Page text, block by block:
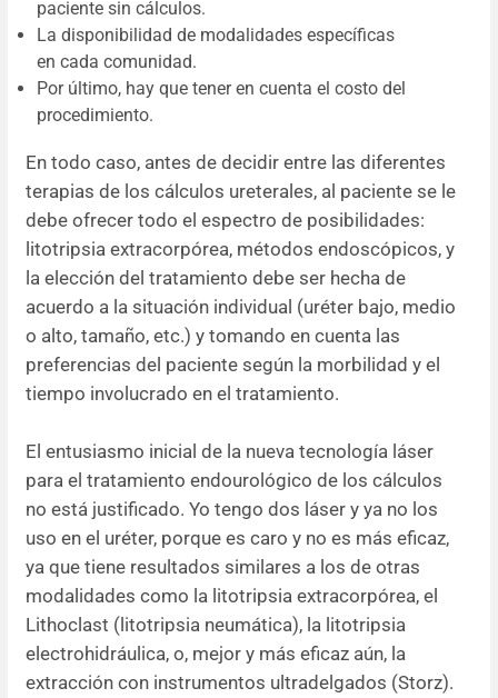
paciente sin cálculos.
La disponibilidad de modalidades específicas
en cada comunidad.
Por último, hay que tener en cuenta el costo del
procedimiento.
En todo caso, antes de decidir entre las diferentes
terapias de los cálculos ureterales, al paciente se le
debe ofrecer todo el espectro de posibilidades:
litotripsia extracorpórea, métodos endoscópicos, y
la elección del tratamiento debe ser hecha de
acuerdo a la situación individual (uréter bajo, medio
o alto, tamaño, etc.) y tomando en cuenta las
preferencias del paciente según la morbilidad y el
tiempo involucrado en el tratamiento.
El entusiasmo inicial de la nueva tecnología láser
para el tratamiento endourológico de los cálculos
no está justificado. Yo tengo dos láser y ya no los
uso en el uréter, porque es caro y no es más eficaz,
ya que tiene resultados similares a los de otras
modalidades como la litotripsia extracorpórea, el
Lithoclast (litotripsia neumática), la litotripsia
electrohidráulica, o, mejor y más eficaz aún, la
extracción con instrumentos ultradelgados (Storz).